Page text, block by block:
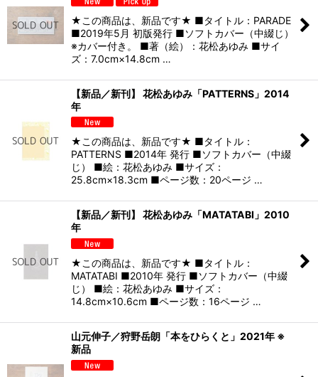
★この商品は、新品です★ ■タイトル：PARADE
■2019年5月 初版発行 ■ソフトカバー（中綴じ）
※カバー付き。 ■著（絵）：花松あゆみ ■サイ
ズ：7.0cm×14.8cm …
【新品／新刊】 花松あゆみ「PATTERNS」2014
年
★この商品は、新品です★ ■タイトル：
PATTERNS ■2014年 発行 ■ソフトカバー（中綴
じ） ■絵：花松あゆみ ■サイズ：
25.8cm×18.3cm ■ページ数：20ページ …
【新品／新刊】 花松あゆみ「MATATABI」2010
年
★この商品は、新品です★ ■タイトル：
MATATABI ■2010年 発行 ■ソフトカバー（中綴
じ） ■絵：花松あゆみ ■サイズ：
14.8cm×10.6cm ■ページ数：16ページ …
山元伸子／狩野岳朗「本をひらくと」2021年 ※
新品